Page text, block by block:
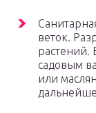
веток.
растений.
садовым
или